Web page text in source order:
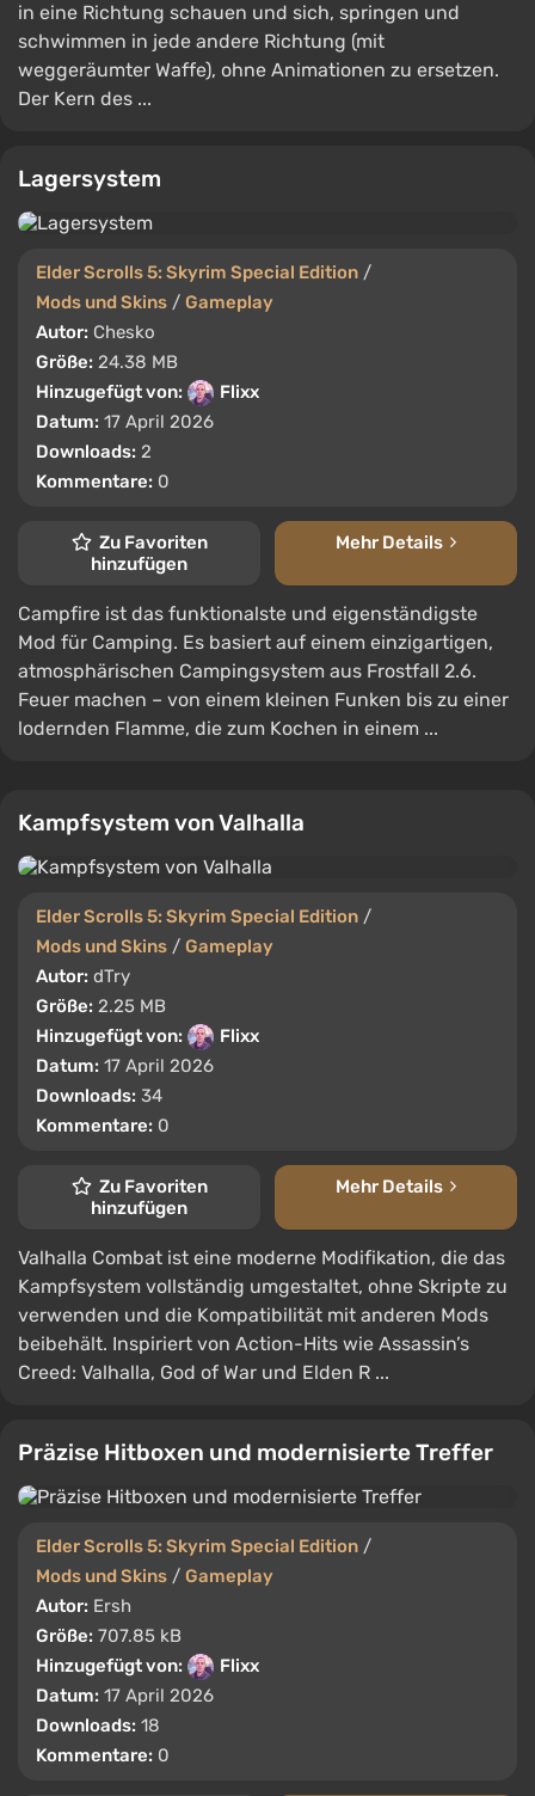
in eine Richtung schauen und sich, springen und
schwimmen in jede andere Richtung (mit
weggeräumter Waffe), ohne Animationen zu ersetzen.
Der Kern des ...
Lagersystem
Elder Scrolls 5: Skyrim Special Edition /
Mods und Skins / Gameplay
Autor: Chesko
Größe: 24.38 MB
Hinzugefügt von:
Flixx
Datum: 17 April 2026
Downloads: 2
Kommentare: 0
Zu Favoriten
hinzufügen
Mehr Details
Campfire ist das funktionalste und eigenständigste
Mod für Camping. Es basiert auf einem einzigartigen,
atmosphärischen Campingsystem aus Frostfall 2.6.
Feuer machen – von einem kleinen Funken bis zu einer
lodernden Flamme, die zum Kochen in einem ...
Kampfsystem von Valhalla
Elder Scrolls 5: Skyrim Special Edition /
Mods und Skins / Gameplay
Autor: dTry
Größe: 2.25 MB
Hinzugefügt von:
Flixx
Datum: 17 April 2026
Downloads: 34
Kommentare: 0
Zu Favoriten
hinzufügen
Mehr Details
Valhalla Combat ist eine moderne Modifikation, die das
Kampfsystem vollständig umgestaltet, ohne Skripte zu
verwenden und die Kompatibilität mit anderen Mods
beibehält. Inspiriert von Action-Hits wie Assassin’s
Creed: Valhalla, God of War und Elden R ...
Präzise Hitboxen und modernisierte Treffer
Elder Scrolls 5: Skyrim Special Edition /
Mods und Skins / Gameplay
Autor: Ersh
Größe: 707.85 kB
Hinzugefügt von:
Flixx
Datum: 17 April 2026
Downloads: 18
Kommentare: 0